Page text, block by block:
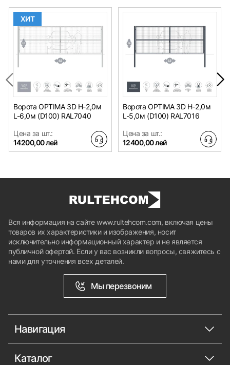
ХИТ
Ворота OPTIMA 3D H-2,0м
L-6,0м (D100) RAL7040
Цена за шт.:
14200,00 лей
Ворота OPTIMA 3D H-2,0м
L-5,0м (D100) RAL7016
Цена за шт.:
12400,00 лей
Вся информация на сайте www.rultehcom.com, включая цены
товаров их характеристики и изображения, носит
исключительно информационный характер и не является
публичной офертой. Если у вас возникли вопросы, свяжитесь с
нами для уточнения всех деталей.
Мы перезвоним
Навигация
Каталог